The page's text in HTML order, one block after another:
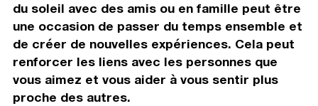
du soleil avec des amis ou en famille peut être
une occasion de passer du temps ensemble et
de créer de nouvelles expériences. Cela peut
renforcer les liens avec les personnes que
vous aimez et vous aider à vous sentir plus
proche des autres.